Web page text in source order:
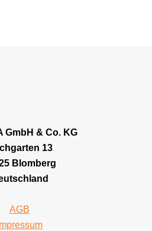
GmbH & Co. KG
13
Blomberg
AGB
Impressum